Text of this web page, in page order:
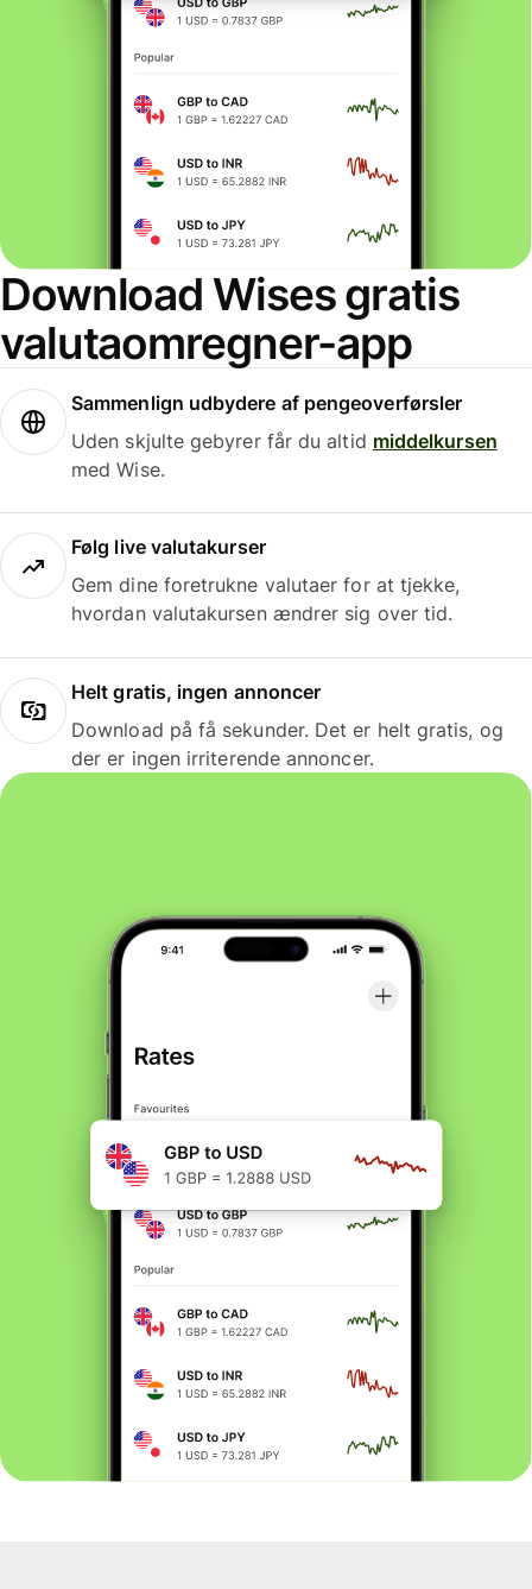
Download Wises gratis
valutaomregner-app
Sammenlign udbydere af pengeoverførsler
Uden skjulte gebyrer får du altid middelkursen
med Wise.
Følg live valutakurser
Gem dine foretrukne valutaer for at tjekke,
hvordan valutakursen ændrer sig over tid.
Helt gratis, ingen annoncer
Download på få sekunder. Det er helt gratis, og
der er ingen irriterende annoncer.